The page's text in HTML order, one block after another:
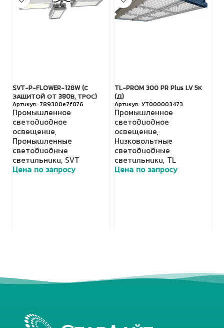
SVT-P-FLOWER-128W (С
ЗАЩИТОЙ ОТ 380В, ТРОС)
789300e7f076
Промышленное
светодиодное
освещение,
Промышленные
светодиодные
светильники, SVT
Цена по запросу
TL-PROM 300 PR Plus LV 5К
(Д)
УТ000003473
Промышленное
светодиодное
освещение,
Низковольтные
светодиодные
светильники, TL
Цена по запросу